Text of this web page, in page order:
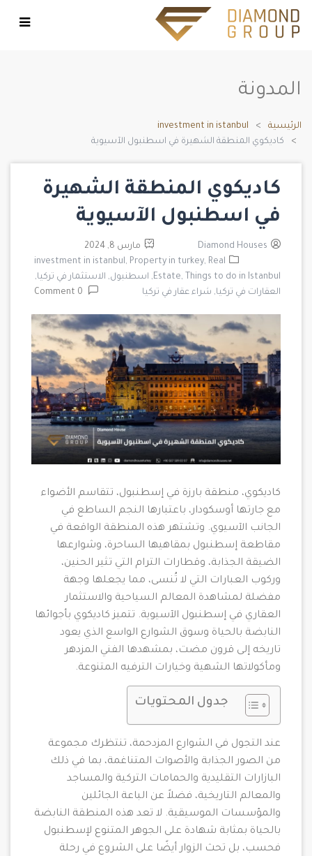
المدونة
الرئيسية
investment in istanbul
كاديكوي المنطقة الشهيرة في اسطنبول الآسيوية
كاديكوي المنطقة الشهيرة
في اسطنبول الآسيوية
Diamond Houses
مارس 8, 2024
investment in istanbul, Property in turkey, Real
Estate, Things to do in Istanbul, اسطنبول, الاستثمار في تركيا,
العقارات في تركيا, شراء عقار في تركيا
كاديكوي، منطقة بارزة في إسطنبول، تتقاسم الأضواء
مع جارتها أوسكودار، باعتبارها النجم الساطع في
الجانب الآسيوي. وتشتهر هذه المنطقة الواقعة في
مقاطعة إسطنبول بمقاهيها الساحرة، وشوارعها
الضيقة الجذابة، وقطارات الترام التي تثير الحنين،
وركوب العبارات التي لا تُنسى، مما يجعلها وجهة
مفضلة لمشاهدة المعالم السياحية والاستثمار
العقاري في إسطنبول الآسيوية. تتميز كاديكوي بأجوائها
النابضة بالحياة وسوق الشوارع الواسع الذي يعود
تاريخه إلى قرون مضت، بمشهدها الفني المزدهر
ومأكولاتها الشهية وخيارات الترفيه المتنوعة.
جدول المحتويات
عند التجول في الشوارع المزدحمة، تنتظرك مجموعة
من الصور الجذابة والأصوات المتناغمة، بما في ذلك
البازارات التقليدية والحمامات التركية والمساجد
والمعالم التاريخية، فضلاً عن الباعة الجائلين
والمؤسسات الموسيقية. لا تعد هذه المنطقة النابضة
بالحياة بمثابة شهادة على الجوهر المتنوع لإسطنبول
فحسب، بل تحث الزوار أيضًا على الشروع في رحلة